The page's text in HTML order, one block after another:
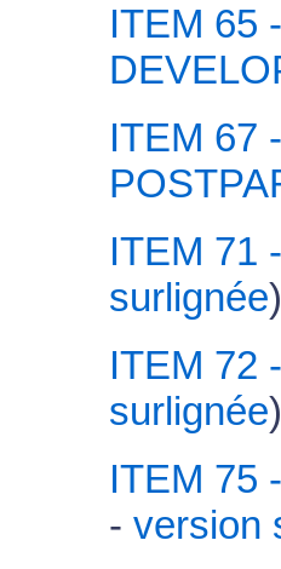
ITEM 65
ITEM 67
ITEM 71
surlignée)
ITEM 72
surlignée)
ITEM 75
- version